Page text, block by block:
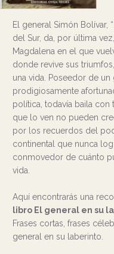
El general Simón Bolívar,
del Sur, da, por última
Magdalena en el que
donde revive sus
una vida. Poseedor de un
prodigiosamente
política, todavía baila
que lo ven no pueden
por los recuerdos del
continental que nunca
conmovedor de cuánto
vida.
Aquí encontrarás una
libro El general en su
Frases cortas, frases
general en su laberinto.